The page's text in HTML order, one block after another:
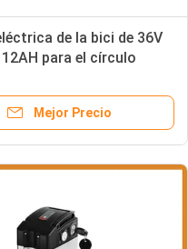
de la bici de 36V
12AH para el círculo
Mejor Precio